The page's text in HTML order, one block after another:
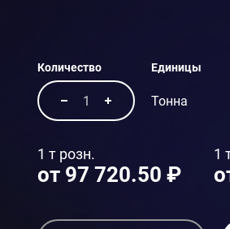
Количество Единицы
Тонна
1 т розн.
от 97 720.50 ₽
1